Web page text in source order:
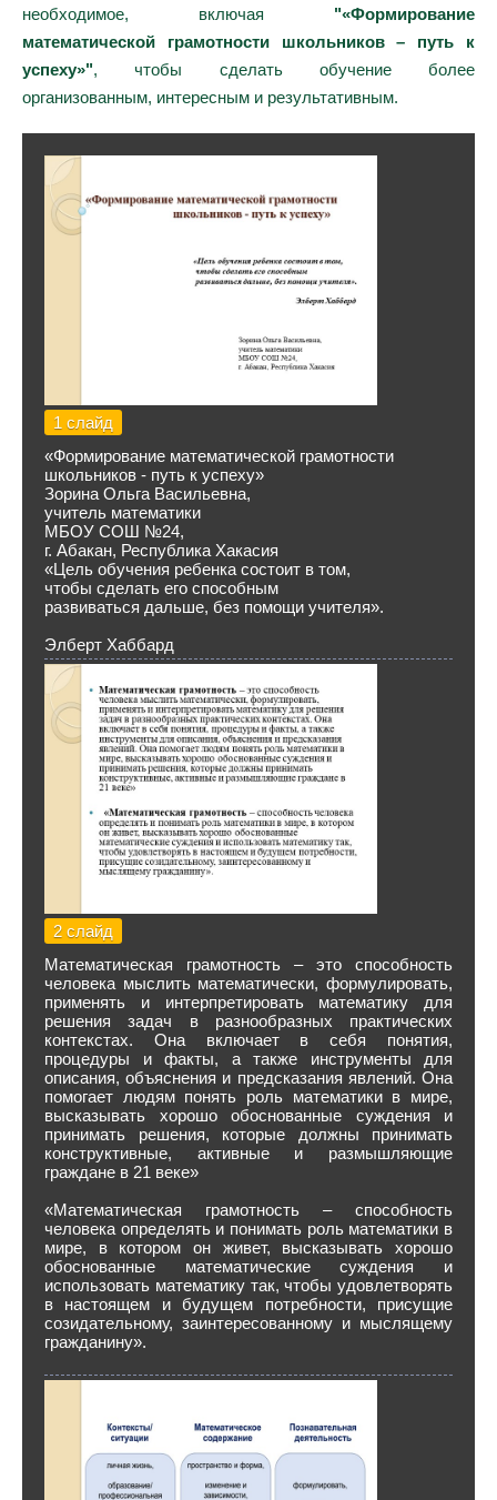
необходимое, включая "«Формирование
математической грамотности школьников – путь к
успеху»", чтобы сделать обучение более
организованным, интересным и результативным.
1 слайд
«Формирование математической грамотности
школьников - путь к успеху»
Зорина Ольга Васильевна,
учитель математики
МБОУ СОШ №24,
г. Абакан, Республика Хакасия
«Цель обучения ребенка состоит в том,
чтобы сделать его способным
развиваться дальше, без помощи учителя».
Элберт Хаббард
2 слайд
Математическая грамотность – это способность
человека мыслить математически, формулировать,
применять и интерпретировать математику для
решения задач в разнообразных практических
контекстах. Она включает в себя понятия,
процедуры и факты, а также инструменты для
описания, объяснения и предсказания явлений. Она
помогает людям понять роль математики в мире,
высказывать хорошо обоснованные суждения и
принимать решения, которые должны принимать
конструктивные, активные и размышляющие
граждане в 21 веке»
«Математическая грамотность – способность
человека определять и понимать роль математики в
мире, в котором он живет, высказывать хорошо
обоснованные математические суждения и
использовать математику так, чтобы удовлетворять
в настоящем и будущем потребности, присущие
созидательному, заинтересованному и мыслящему
гражданину».